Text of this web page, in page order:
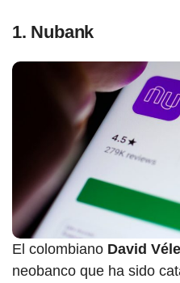
1. Nubank
El colombiano David
neobanco que ha sido